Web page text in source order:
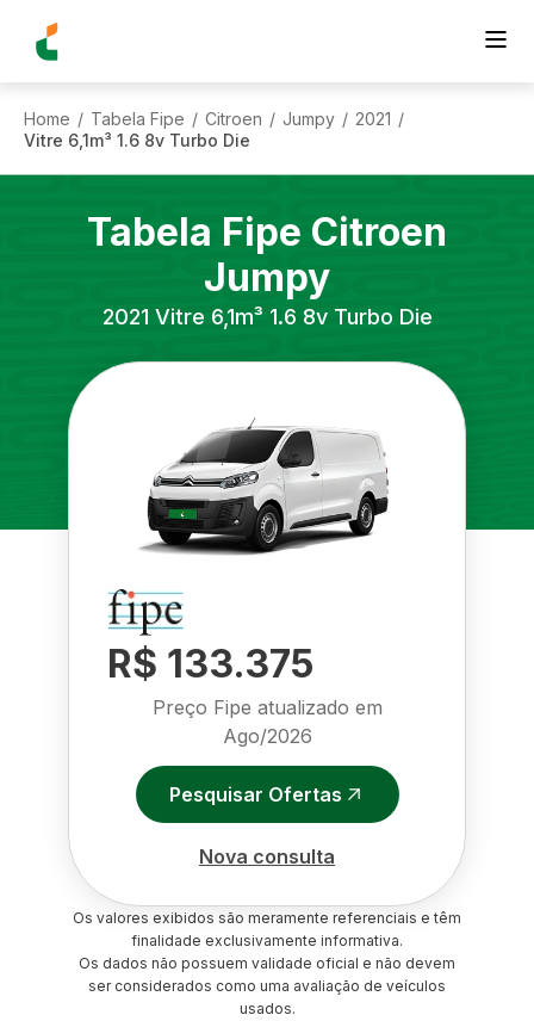
Home / Tabela Fipe / Citroen / Jumpy / 2021 /
Vitre 6,1m³ 1.6 8v Turbo Die
Tabela Fipe Citroen
Jumpy
2021 Vitre 6,1m³ 1.6 8v Turbo Die
R$ 133.375
Preço Fipe atualizado em
Ago/2026
Pesquisar Ofertas
Nova consulta
Os valores exibidos são meramente referenciais e têm
finalidade exclusivamente informativa.
Os dados não possuem validade oficial e não devem
ser considerados como uma avaliação de veículos
usados.